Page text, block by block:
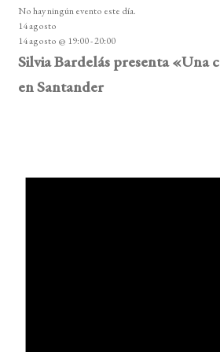
No hay ningún evento este día.
14 agosto
14 agosto @ 19:00-20:00
Silvia Bardelás presenta «Una
en Santander